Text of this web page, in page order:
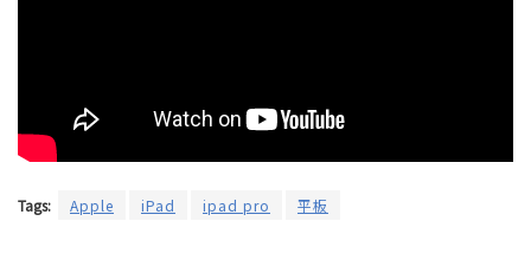
Tags: Apple iPad ipad pro 平板